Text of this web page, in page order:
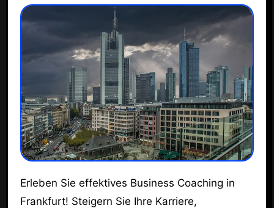
Erleben Sie effektives Business Coaching in
Frankfurt! Steigern Sie Ihre Karriere,